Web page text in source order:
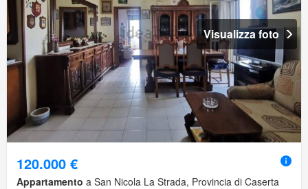
Visualizza foto
120.000 €
Appartamento a San Nicola La Strada, Provincia di Caserta